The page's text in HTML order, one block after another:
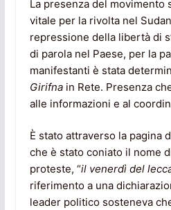
La presenza del movimento
vitale per la rivolta nel
repressione della libertà di
di parola nel Paese, per la
manifestanti è stata
Girifna in Rete. Presenza
alle informazioni e al
È stato attraverso la pagina
che è stato coniato il nome
proteste, “il venerdì del
riferimento a una
leader politico sosteneva